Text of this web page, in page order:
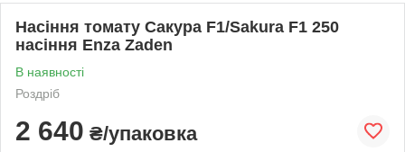
Насіння томату Сакура F1/Sakura F1 250
насіння Enza Zaden
В наявності
Роздріб
2 640 ₴/упаковка